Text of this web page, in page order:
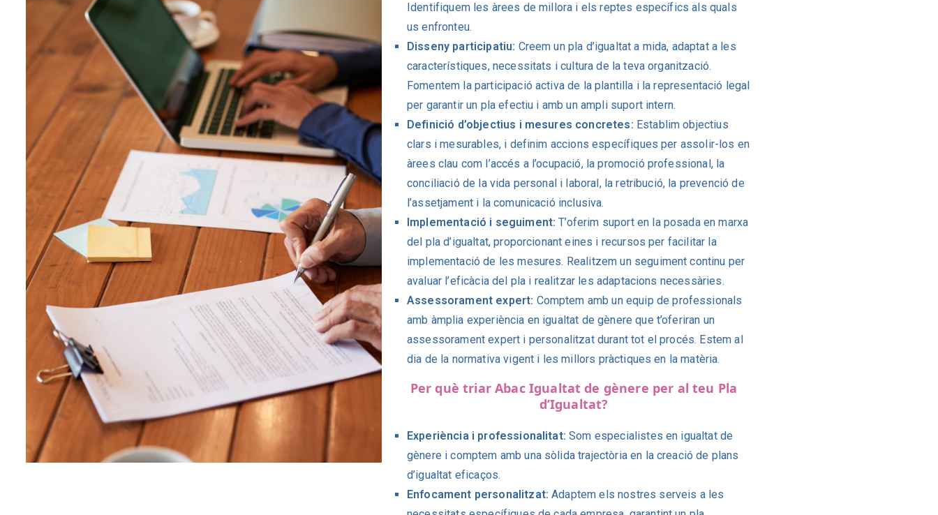
Identifiquem les àrees de millora i els reptes específics als quals
us enfronteu.
Disseny participatiu: Creem un pla d’igualtat a mida, adaptat a les
característiques, necessitats i cultura de la teva organització.
Fomentem la participació activa de la plantilla i la representació legal
per garantir un pla efectiu i amb un ampli suport intern.
Definició d’objectius i mesures concretes: Establim objectius
clars i mesurables, i definim accions específiques per assolir-los en
àrees clau com l’accés a l’ocupació, la promoció professional, la
conciliació de la vida personal i laboral, la retribució, la prevenció de
l’assetjament i la comunicació inclusiva.
Implementació i seguiment: T’oferim suport en la posada en marxa
del pla d’igualtat, proporcionant eines i recursos per facilitar la
implementació de les mesures. Realitzem un seguiment continu per
avaluar l’eficàcia del pla i realitzar les adaptacions necessàries.
Assessorament expert: Comptem amb un equip de professionals
amb àmplia experiència en igualtat de gènere que t’oferiran un
assessorament expert i personalitzat durant tot el procés. Estem al
dia de la normativa vigent i les millors pràctiques en la matèria.
Per què triar Abac Igualtat de gènere per al teu Pla
d’Igualtat?
Experiència i professionalitat: Som especialistes en igualtat de
gènere i comptem amb una sòlida trajectòria en la creació de plans
d’igualtat eficaços.
Enfocament personalitzat: Adaptem els nostres serveis a les